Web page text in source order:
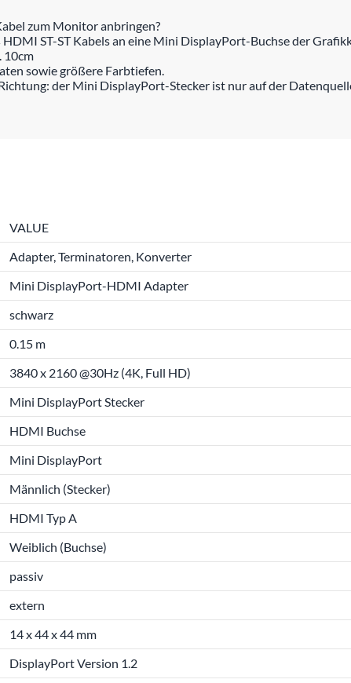
zum Monitor anbringen?
ST-ST Kabels an eine Mini DisplayPort-Buchse der
10cm
sowie größere Farbtiefen.
der Mini DisplayPort-Stecker ist nur auf der
VALUE
Adapter, Terminatoren, Konverter
Mini DisplayPort-HDMI Adapter
schwarz
0.15 m
3840 x 2160 @30Hz (4K, Full HD)
Mini DisplayPort Stecker
HDMI Buchse
Mini DisplayPort
Männlich (Stecker)
HDMI Typ A
Weiblich (Buchse)
passiv
extern
14 x 44 x 44 mm
DisplayPort Version 1.2